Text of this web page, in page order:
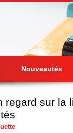
Nouveautés
regard sur la